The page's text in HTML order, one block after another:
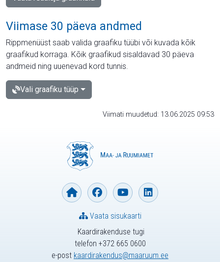
Viimase 30 päeva andmed
Rippmenüüst saab valida graafiku tüübi või kuvada kõik
graafikud korraga. Kõik graafikud sisaldavad 30 päeva
andmeid ning uuenevad kord tunnis.
Vali graafiku tüüp
Viimati muudetud: 13.06.2025 09:53
Kaardirakenduse tugi
telefon +372 665 0600
e-post kaardirakendus@maaruum.ee
Vaata sisukaarti